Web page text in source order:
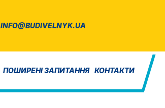
INFO@BUDIVELNYK.UA
ПОШИРЕНІ ЗАПИТАННЯ КОНТАКТИ